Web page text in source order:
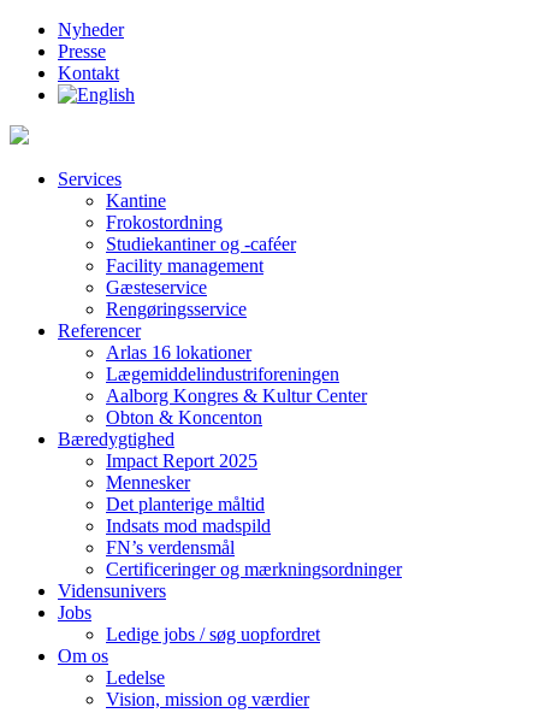
Nyheder
Presse
Kontakt
Services
Kantine
Frokostordning
Studiekantiner og -caféer
Facility management
Gæsteservice
Rengøringsservice
Referencer
Arlas 16 lokationer
Lægemiddelindustriforeningen
Aalborg Kongres & Kultur Center
Obton & Koncenton
Bæredygtighed
Impact Report 2025
Mennesker
Det planterige måltid
Indsats mod madspild
FN’s verdensmål
Certificeringer og mærkningsordninger
Vidensunivers
Jobs
Ledige jobs / søg uopfordret
Om os
Ledelse
Vision, mission og værdier